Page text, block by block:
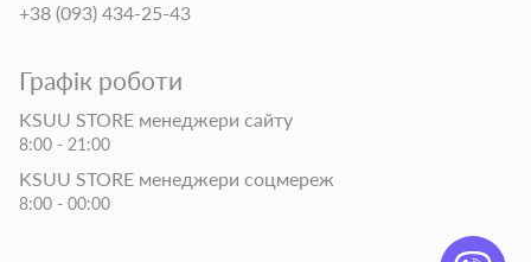
+38 (093) 434-25-43
Графік роботи
KSUU STORE менеджери сайту
8:00 - 21:00
KSUU STORE менеджери соцмереж
8:00 - 00:00